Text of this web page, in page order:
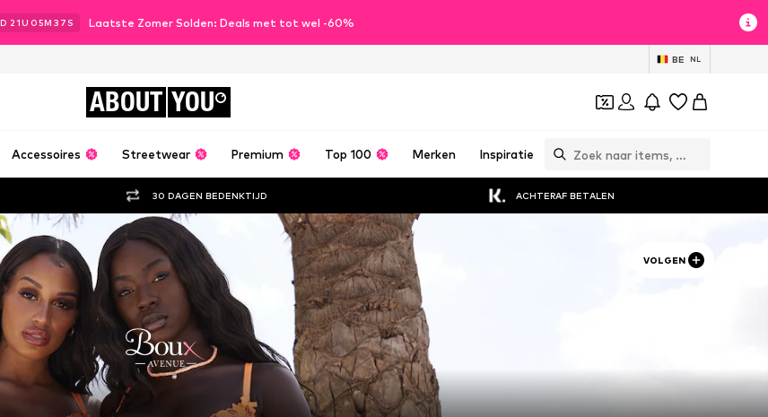
D 21U 05M 36 S Laatste Zomer Solden: Deals met tot wel -60%
BE NL
ABOUT YOU
Accessoires Streetwear Premium Top 100 Merken Inspiratie
30 DAGEN BEDENKTIJD ACHTERAF BETALEN
VOLGEN